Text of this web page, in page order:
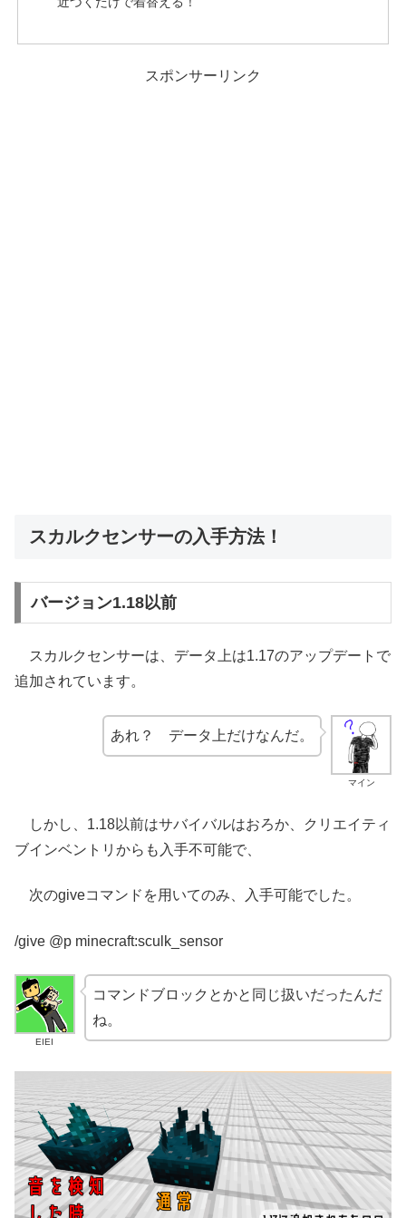
スポンサーリンク
スカルクセンサーの入手方法！
バージョン1.18以前
スカルクセンサーは、データ上は1.17のアップデートで
追加されています。
マイン
あれ？ データ上だけなんだ。
しかし、1.18以前はサバイバルはおろか、クリエイティ
ブインベントリからも入手不可能で、
次のgiveコマンドを用いてのみ、入手可能でした。
/give @p minecraft:sculk_sensor
EIEI
コマンドブロックとかと同じ扱いだったんだ
ね。